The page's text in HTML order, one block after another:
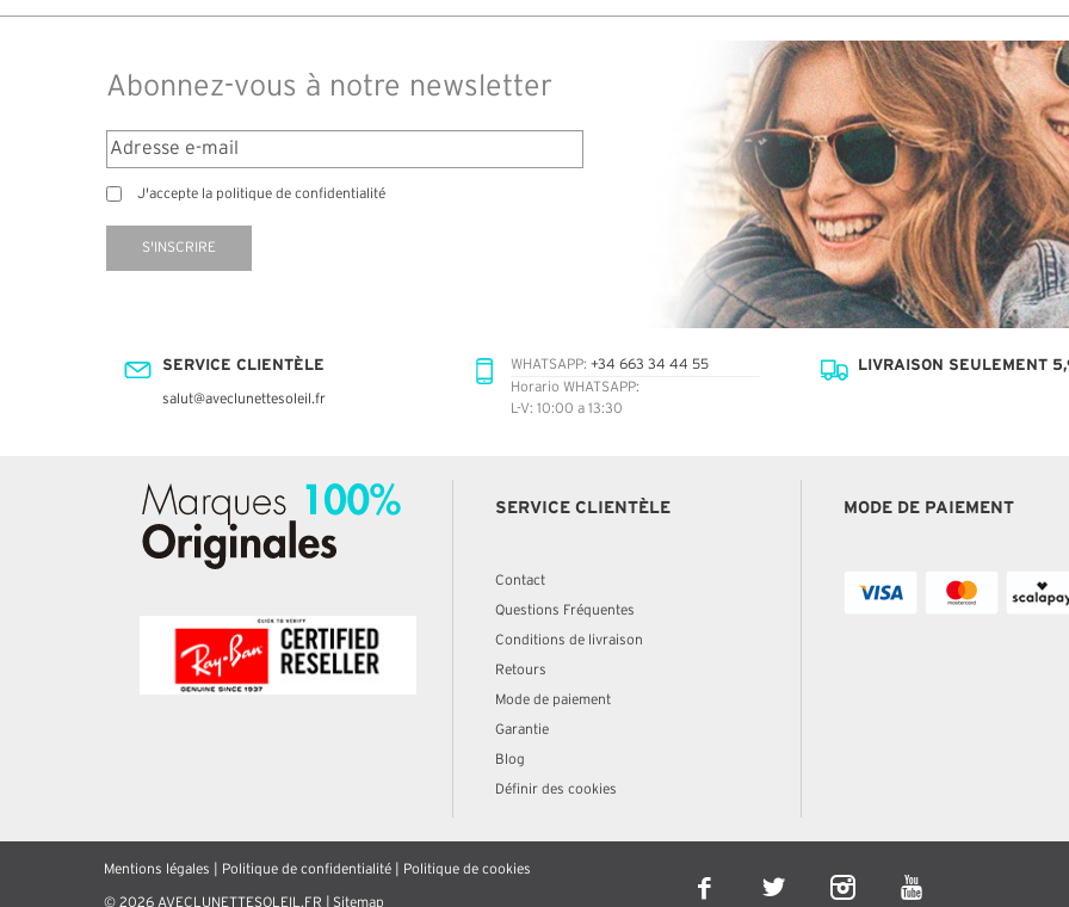
Abonnez-vous à notre newsletter
J'accepte la politique de confidentialité
S'INSCRIRE
SERVICE CLIENTÈLE
salut@aveclunettesoleil.fr
WHATSAPP: +34 663 34 44 55
Horario WHATSAPP:
L-V: 10:00 a 13:30
LIVRAISON SEULEMENT
SERVICE CLIENTÈLE
Contact
Questions Fréquentes
Conditions de livraison
Retours
Mode de paiement
Garantie
Blog
Définir des cookies
MODE DE PAIEMENT
Mentions légales Politique de confidentialité Politique de cookies
© 2026 AVECLUNETTESOLEIL.FR | Sitemap